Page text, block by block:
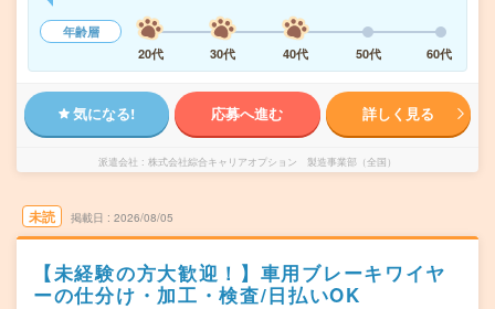
年齢層
20代
30代 40代 50代 60代
気になる! 応募へ進む 詳しく見る
派遣会社 株式会社綜合キャリアオプション 製造事業部（全国）
未読 掲載日 2026/08/05
【未経験の方大歓迎！】車用ブレーキワイヤ
ーの仕分け・加工・検査/日払いOK